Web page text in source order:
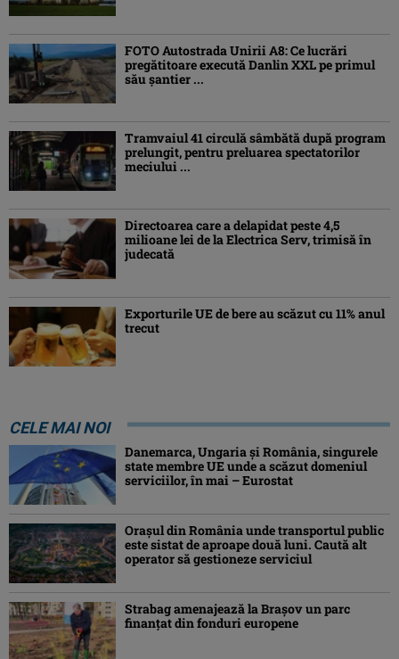
FOTO Autostrada Unirii A8: Ce lucrări
pregătitoare execută Danlin XXL pe primul
său șantier ...
Tramvaiul 41 circulă sâmbătă după program
prelungit, pentru preluarea spectatorilor
meciului ...
Directoarea care a delapidat peste 4,5
milioane lei de la Electrica Serv, trimisă în
judecată
Exporturile UE de bere au scăzut cu 11% anul
trecut
CELE MAI NOI
Danemarca, Ungaria şi România, singurele
state membre UE unde a scăzut domeniul
serviciilor, în mai – Eurostat
Orașul din România unde transportul public
este sistat de aproape două luni. Caută alt
operator să gestioneze serviciul
Strabag amenajează la Brașov un parc
finanțat din fonduri europene